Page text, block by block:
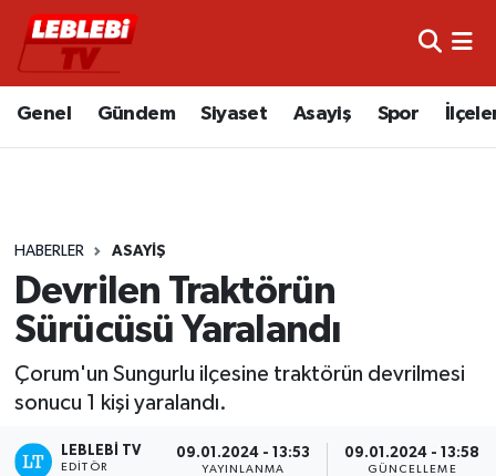
Genel Gündem Siyaset Asayiş Spor
HABERLER ASAYIŞ
Devrilen Traktörün
Sürücüsü Yaralandı
Çorum'un Sungurlu ilçesine traktörün devrilmesi
sonucu 1 kişi yaralandı.
LEBLEBI TV
EDITÖR
09.01.2024 - 13:53
YAYINLANMA
09.01.2024 - 13:58
GÜNCELLEME
Hava Durumu
Süper Lig Puan Durumu ve Fikstür
Tüm Manşetler
Son Dakika Haberleri